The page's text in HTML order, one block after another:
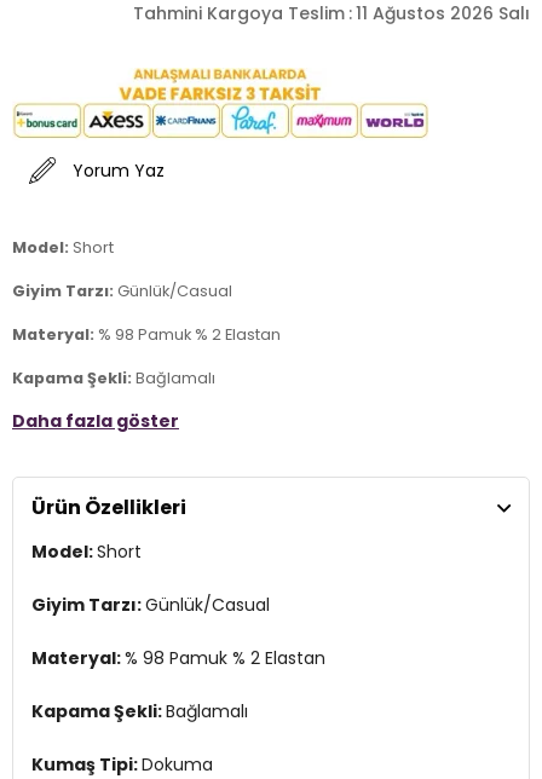
Tahmini Kargoya Teslim :11 Ağustos 2026 Salı
Yorum Yaz
Model: Short
Giyim Tarzı: Günlük/Casual
Materyal: % 98 Pamuk % 2 Elastan
Kapama Şekli: Bağlamalı
Kumaş Tipi: Dokuma
Boy:Diz Üstü
Kalıp Bilgisi:Normal Kalıp
Yaş Grubu: Yetişkin
3DY122036361.34
Daha fazla göster
Ürün Özellikleri
Model:Short
Giyim Tarzı:Günlük/Casual
Materyal:% 98 Pamuk % 2 Elastan
Kapama Şekli:Bağlamalı
Kumaş Tipi:Dokuma